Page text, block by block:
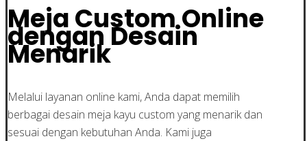
Meja Custom Online
dengan Desain
Menarik
Melalui layanan online kami, Anda dapat memilih
berbagai desain meja kayu custom yang menarik dan
sesuai dengan kebutuhan Anda. Kami juga